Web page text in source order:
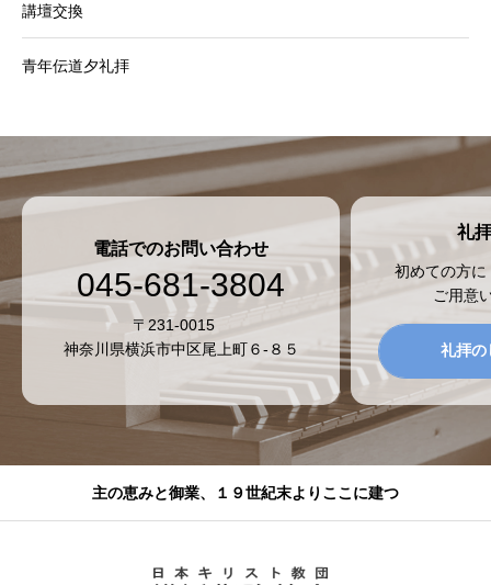
講壇交換
青年伝道夕礼拝
電話でのお問い合わせ
045-681-3804
〒231-0015
神奈川県横浜市中区尾上町６-８５
礼
初めての方
ご用意
礼拝の
主の恵みと御業、１９世紀末よりここに建つ